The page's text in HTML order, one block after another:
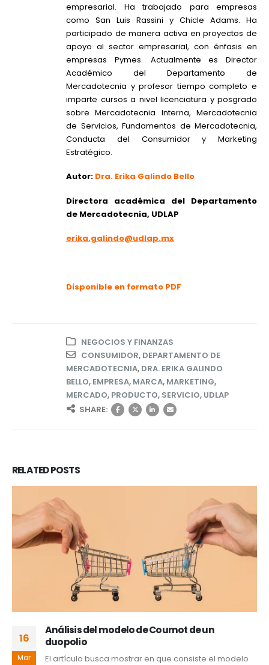
empresarial. Ha trabajado para empresas
como San Luis Rassini y Chicle Adams. Ha
participado de manera activa en proyectos de
apoyo al sector empresarial, con énfasis en
empresas Pymes. Actualmente es Director
Académico del Departamento de
Mercadotecnia y profesor tiempo completo e
imparte cursos a nivel licenciatura y posgrado
sobre Mercadotecnia Interna, Mercadotecnia
de Servicios, Fundamentos de Mercadotecnia,
Conducta del Consumidor y Marketing
Estratégico.
Autor: Dra. Erika Galindo Bello
Directora académica del Departamento
de Mercadotecnia, UDLAP
erika.galindo@udlap.mx
Disponible en formato PDF
NEGOCIOS Y FINANZAS
CONSUMIDOR, DEPARTAMENTO DE
MERCADOTECNIA, DRA. ERIKA GALINDO
BELLO, EMPRESA, MARCA, MARKETING,
MERCADO, PRODUCTO, SERVICIO, UDLAP
SHARE:
RELATEDPOSTS
16
Mar
Análisis del modelo de Cournot de un
duopolio
El artículo busca mostrar en que consiste el modelo